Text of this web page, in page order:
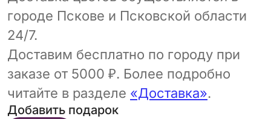
городе Пскове и Псковской области
24/7.
Доставим бесплатно по городу при
заказе от 5000 ₽. Более подробно
читайте в разделе «Доставка».
Добавить подарок